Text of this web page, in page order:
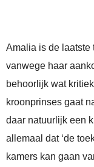
Amalia is de
vanwege haar
behoorlijk wat
kroonprinses gaat
daar natuurlijk een
allemaal dat ‘de
kamers kan gaan